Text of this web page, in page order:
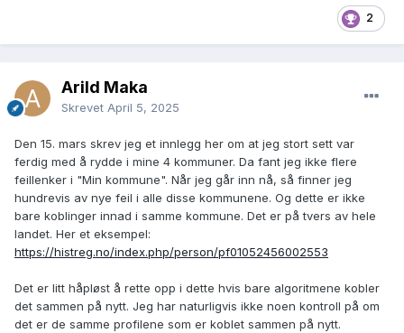
2
Arild Maka
Skrevet April 5, 2025
Den 15. mars skrev jeg et innlegg her om at jeg stort sett var
ferdig med å rydde i mine 4 kommuner. Da fant jeg ikke flere
feillenker i "Min kommune". Når jeg går inn nå, så finner jeg
hundrevis av nye feil i alle disse kommunene. Og dette er ikke
bare koblinger innad i samme kommune. Det er på tvers av hele
landet. Her et eksempel:
https://histreg.no/index.php/person/pf01052456002553
Det er litt håpløst å rette opp i dette hvis bare algoritmene kobler
det sammen på nytt. Jeg har naturligvis ikke noen kontroll på om
det er de samme profilene som er koblet sammen på nytt.